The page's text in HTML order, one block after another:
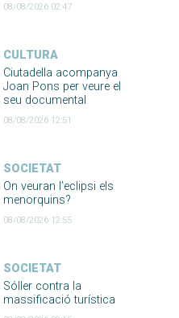
08/08/2026 02:47
CULTURA
Ciutadella acompanya
Joan Pons per veure el
seu documental
08/08/2026 12:51
SOCIETAT
On veuran l’eclipsi els
menorquins?
08/08/2026 12:55
SOCIETAT
Sóller contra la
massificació turística